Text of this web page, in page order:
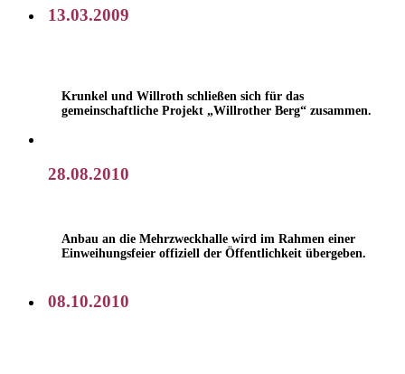
13.03.2009
Krunkel und Willroth schließen sich für das
gemeinschaftliche Projekt „Willrother Berg“ zusammen.
28.08.2010
Anbau an die Mehrzweckhalle wird im Rahmen einer
Einweihungsfeier offiziell der Öffentlichkeit übergeben.
08.10.2010